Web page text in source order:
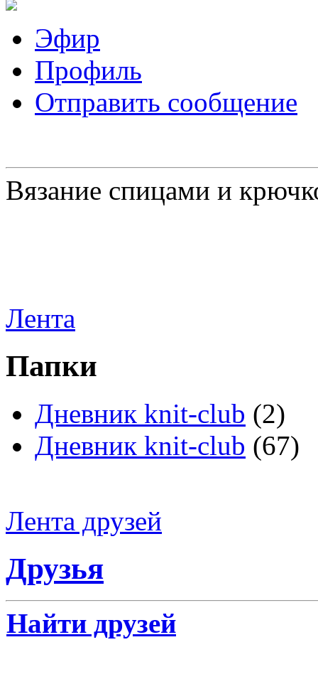
Эфир
Профиль
Отправить сообщение
Вязание спицами и
Лента
Папки
Дневник knit-club (2)
Дневник knit-club (67)
Лента друзей
Друзья
Найти друзей